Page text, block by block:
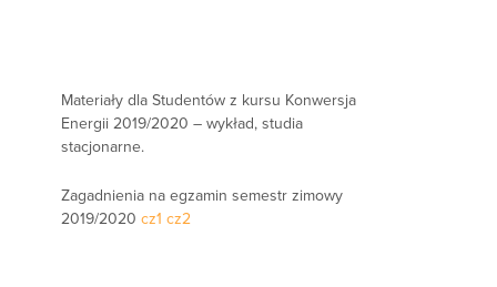
Materiały dla Studentów z kursu Konwersja
Energii 2019/2020 – wykład, studia
stacjonarne.
Zagadnienia na egzamin semestr zimowy
2019/2020 cz1 cz2